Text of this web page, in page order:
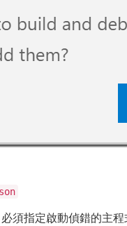
須指定啟動偵錯的主程